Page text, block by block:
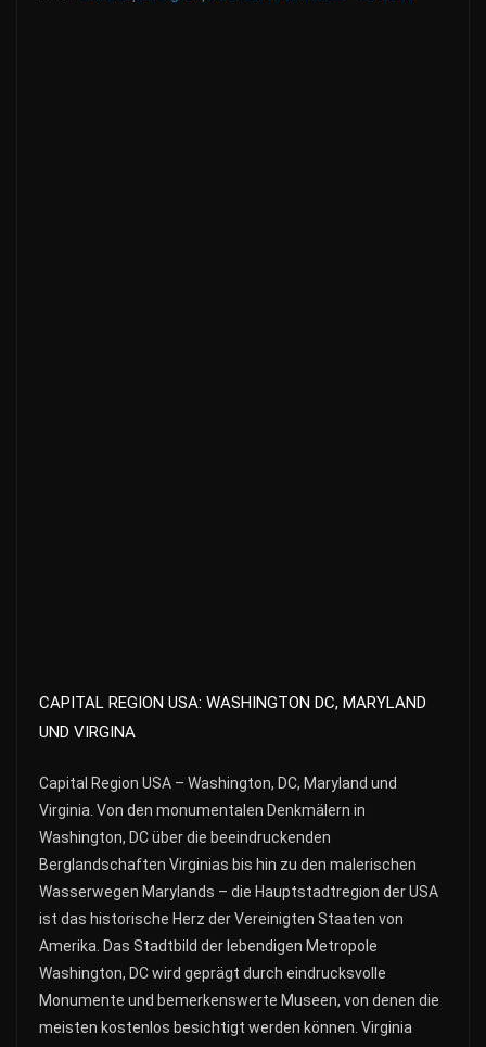
CAPITAL REGION USA: WASHINGTON DC, MARYLAND
UND VIRGINA
Capital Region USA – Washington, DC, Maryland und
Virginia. Von den monumentalen Denkmälern in
Washington, DC über die beeindruckenden
Berglandschaften Virginias bis hin zu den malerischen
Wasserwegen Marylands – die Hauptstadtregion der USA
ist das historische Herz der Vereinigten Staaten von
Amerika. Das Stadtbild der lebendigen Metropole
Washington, DC wird geprägt durch eindrucksvolle
Monumente und bemerkenswerte Museen, von denen die
meisten kostenlos besichtigt werden können. Virginia